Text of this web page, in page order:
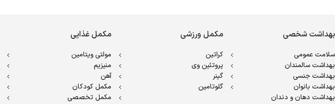
بهداشت شخصی
سلامت عمومی
بهداشت سالمندان
بهداشت جنسی
بهداشت بانوان
بهداشت دهان و دندان
مکمل ورزشی
کراتین
پروتئین وی
گینر
گلوتامین
مکمل غذایی
مولتی ویتامین
منیزیم
آهن
مکمل کودکان
مکمل تخصصی